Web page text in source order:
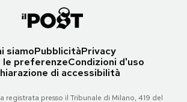
siamoPubblicitàPrivacy
le preferenzeCondizioni d'uso
di accessibilità
registrata presso il Tribunale di Milano, 419 del